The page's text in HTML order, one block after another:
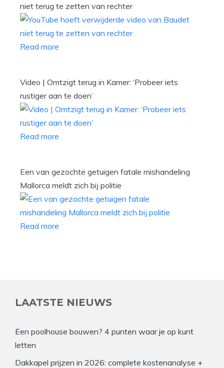
niet terug te zetten van rechter
Read more
Video | Omtzigt terug in Kamer: ‘Probeer iets
rustiger aan te doen’
Read more
Een van gezochte getuigen fatale mishandeling
Mallorca meldt zich bij politie
Read more
LAATSTE NIEUWS
Een poolhouse bouwen? 4 punten waar je op kunt
letten
Dakkapel prijzen in 2026: complete kostenanalyse +